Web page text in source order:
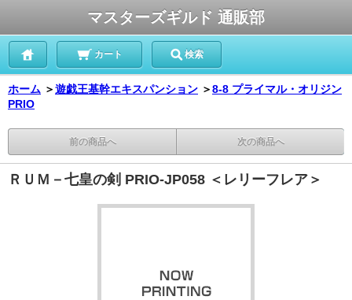
マスターズギルド 通販部
カート 検索
ホーム ＞遊戯王基幹エキスパンション ＞8-8 プライマル・オリジン
PRIO
前の商品へ 次の商品へ
ＲＵＭ－七皇の剣 PRIO-JP058 ＜レリーフレア＞